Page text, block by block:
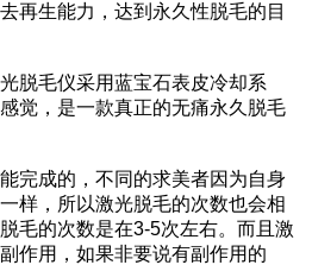
再生能力，达到永久性脱毛的目
毛仪采用蓝宝石表皮冷却系
觉，是一款真正的无痛永久脱毛
成的，不同的求美者因为自身
样，所以激光脱毛的次数也会相
毛的次数是在3-5次左右。而且激
作用，如果非要说有副作用的